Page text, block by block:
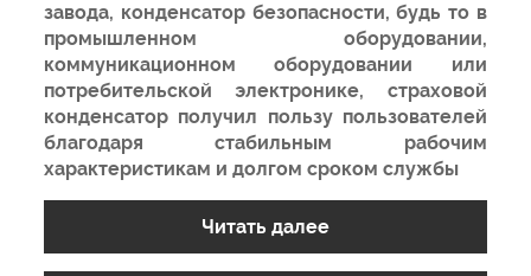
завода, конденсатор безопасности, будь то в
промышленном оборудовании,
коммуникационном оборудовании или
потребительской электронике, страховой
конденсатор получил пользу пользователей
благодаря стабильным рабочим
характеристикам и долгом сроком службы
Читать далее